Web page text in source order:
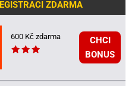
ZDARMA
600 Kč zdarma
CHCI
BONUS